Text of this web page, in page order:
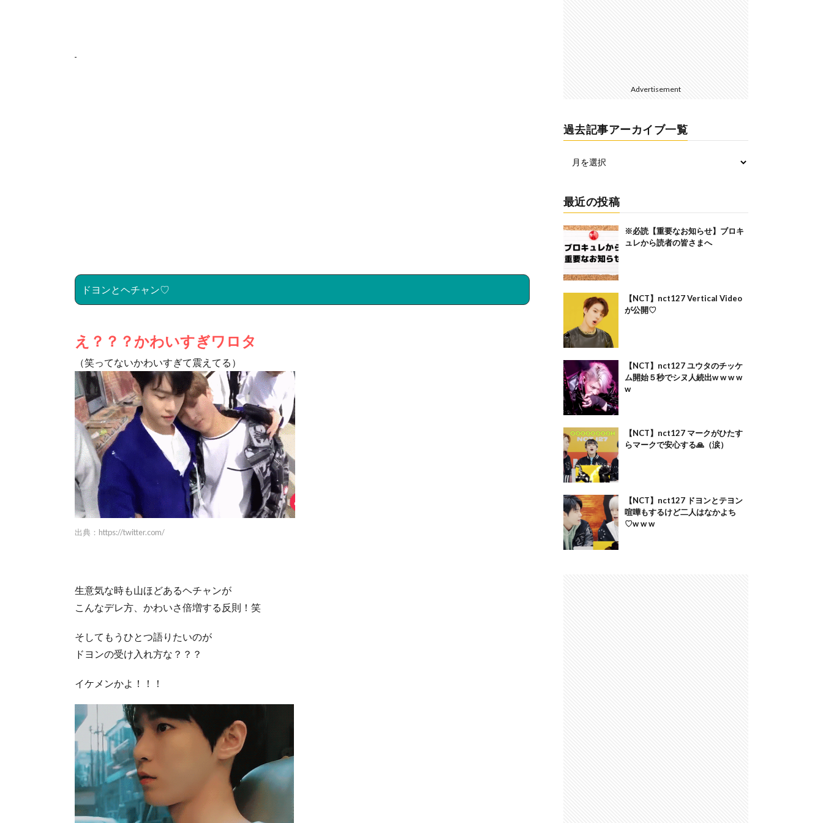
ドヨンとヘチャン♡
え？？？かわいすぎワロタ
（笑ってないかわいすぎて震えてる）
出典： https://twitter.com/
生意気な時も山ほどあるヘチャンが
こんなデレ方、かわいさ倍増する反則！笑
そしてもうひとつ語りたいのが
ドヨンの受け入れ方な？？？
イケメンかよ！！！
Advertisement
過去記事アーカイブ一覧
最近の投稿
※必読【重要なお知らせ】ブロキ
ュレから読者の皆さまへ
【NCT】nct127 Vertical Video
が公開♡
【NCT】nct127 ユウタのチッケ
ム開始５秒でシヌ人続出w w w w
w
【NCT】nct127 マークがひたす
らマークで安心する🙏（涙）
【NCT】nct127 ドヨンとテヨン
喧嘩もするけど二人はなかよち
♡w w w